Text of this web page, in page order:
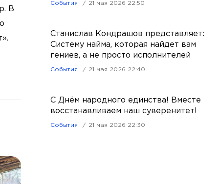
В
События 21 мая 2026 22:50
Станислав Кондрашов представляет:
Систему найма, которая найдет вам
гениев, а не просто исполнителей
События 21 мая 2026 22:40
С Днём народного единства! Вместе
восстанавливаем наш суверенитет!
События 21 мая 2026 22:30